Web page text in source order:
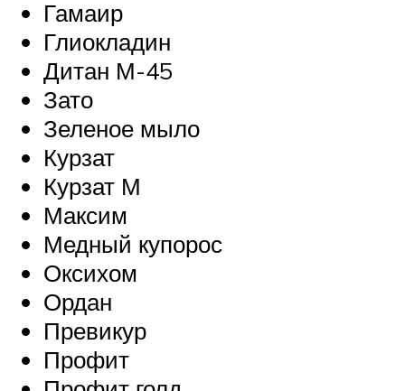
Гамаир
Глиокладин
Дитан М-45
Зато
Зеленое мыло
Курзат
Курзат М
Максим
Медный купорос
Оксихом
Ордан
Превикур
Профит